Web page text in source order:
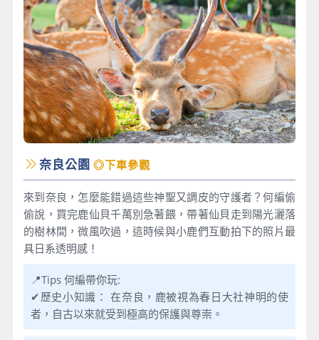
奈良公園 ◎下車參觀
來到奈良，怎麼能錯過這些神聖又調皮的守護者？何編偷
偷說，買完鹿仙貝千萬別急著餵，帶著仙貝走到陽光灑落
的樹林間，微風吹過，這時候與小鹿們互動拍下的照片最
具日系透明感！
📍Tips 何編帶你玩:
✔歷史小知識： 在奈良，鹿被視為春日大社神明的使
者，自古以來就受到極高的保護與尊崇。